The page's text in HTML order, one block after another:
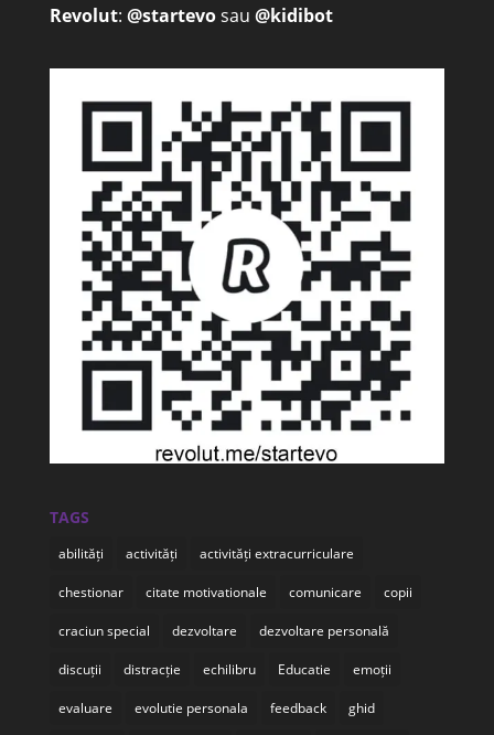
Revolut: @startevosau @kidibot
TAGS
abilități activități activități extracurriculare
chestionar citate motivationale comunicare copii
craciun special dezvoltare dezvoltare personală
discuții distracție echilibru Educatie emoții
evaluare evolutie personala feedback ghid